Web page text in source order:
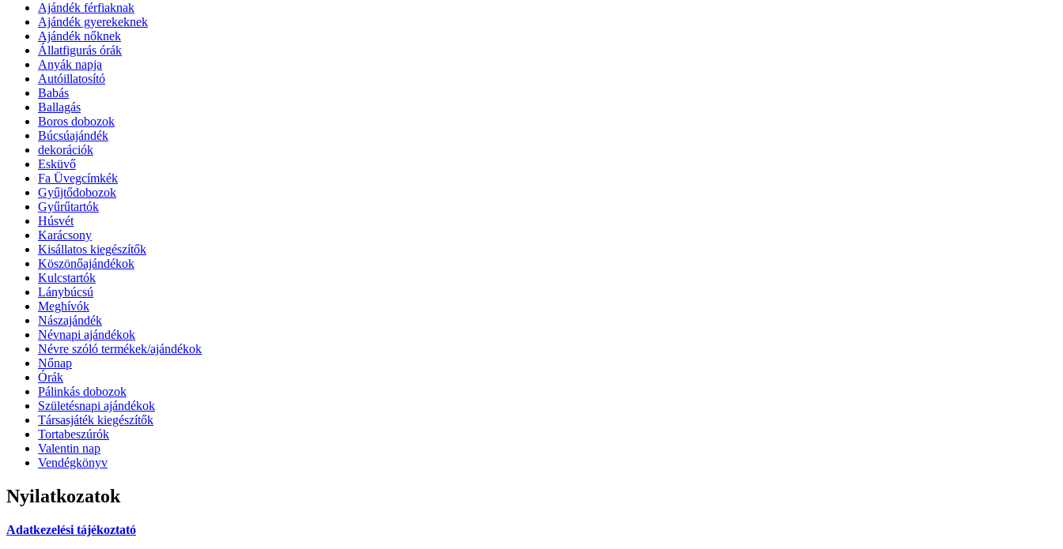
Ajándék férfiaknak
Ajándék gyerekeknek
Ajándék nőknek
Állatfigurás órák
Anyák napja
Autóillatosító
Babás
Ballagás
Boros dobozok
Búcsúajándék
dekorációk
Esküvő
Fa Üvegcímkék
Gyűjtődobozok
Gyűrűtartók
Húsvét
Karácsony
Kisállatos kiegészítők
Köszönőajándékok
Kulcstartók
Lánybúcsú
Meghívók
Nászajándék
Névnapi ajándékok
Névre szóló termékek/ajándékok
Nőnap
Órák
Pálinkás dobozok
Születésnapi ajándékok
Társasjáték kiegészítők
Tortabeszúrók
Valentin nap
Vendégkönyv
Nyilatkozatok
Adatkezelési tájékoztató